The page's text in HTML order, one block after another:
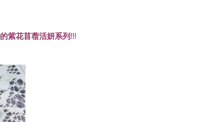
紫花苜蓿活妍系列 !!!